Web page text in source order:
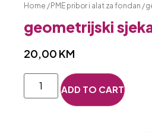
Home /PME pribor i alat za fondan /
geometrijski
20,00 KM
ADD TO CART